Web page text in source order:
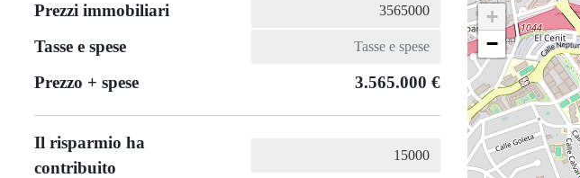
Prezzi immobiliari
Tasse e spese
Prezzo + spese
3.565.000 €
Il risparmio ha
contribuito
+
−